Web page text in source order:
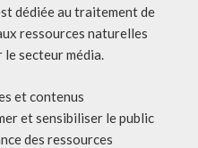
dédiée au traitement de
ressources naturelles
secteur média.
et contenus
et sensibiliser le public
des ressources